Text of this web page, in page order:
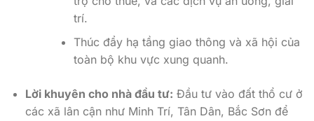
trí.
Thúc đẩy hạ tầng giao thông và xã hội của
toàn bộ khu vực xung quanh.
Lời khuyên cho nhà đầu tư: Đầu tư vào đất thổ cư ở
các xã lân cận như Minh Trí, Tân Dân, Bắc Sơn để